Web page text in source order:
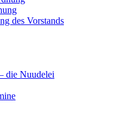
des Vorstands
die Nuudelei